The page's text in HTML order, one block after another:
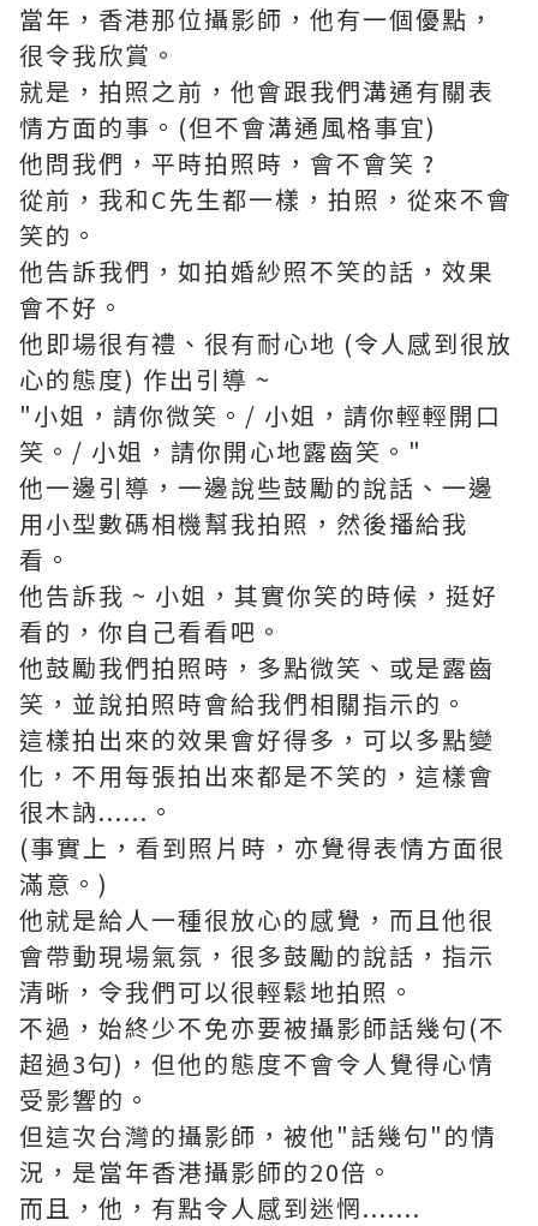
當年，香港那位攝影師，他有一個優點，
很令我欣賞。
就是，拍照之前，他會跟我們溝通有關表
情方面的事。(但不會溝通風格事宜)
他問我們，平時拍照時，會不會笑 ?
從前，我和C先生都一樣，拍照，從來不會
笑的。
他告訴我們，如拍婚紗照不笑的話，效果
會不好。
他即場很有禮、很有耐心地 (令人感到很放
心的態度) 作出引導 ~
"小姐，請你微笑。/ 小姐，請你輕輕開口
笑。/ 小姐，請你開心地露齒笑。"
他一邊引導，一邊說些鼓勵的說話、一邊
用小型數碼相機幫我拍照，然後播給我
看。
他告訴我 ~ 小姐，其實你笑的時候，挺好
看的，你自己看看吧。
他鼓勵我們拍照時，多點微笑、或是露齒
笑，並說拍照時會給我們相關指示的。
這樣拍出來的效果會好得多，可以多點變
化，不用每張拍出來都是不笑的，這樣會
很木訥......。
(事實上，看到照片時，亦覺得表情方面很
滿意。)
他就是給人一種很放心的感覺，而且他很
會帶動現場氣氛，很多鼓勵的說話，指示
清晰，令我們可以很輕鬆地拍照。
不過，始終少不免亦要被攝影師話幾句(不
超過3句)，但他的態度不會令人覺得心情
受影響的。
但這次台灣的攝影師，被他"話幾句"的情
況，是當年香港攝影師的20倍。
而且，他，有點令人感到迷惘.......